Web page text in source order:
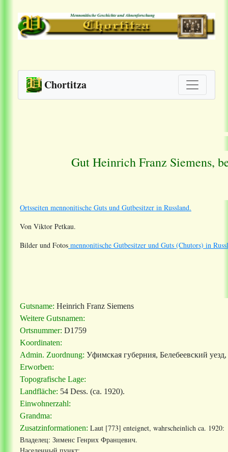
Chortitza
Gut Heinrich Franz Siemens,
Ortsseiten mennonitische Guts und Gutbesitzer in Russland.
Von Viktor Petkau.
Bilder und Fotos mennonitische Gutbesitzer und Guts (Chutors) in
Gutsname: Heinrich Franz Siemens
Weitere Gutsnamen:
Ortsnummer: D1759
Koordinaten:
Admin. Zuordnung: Уфимская губерния, Белебеевский уезд,
Erworben:
Topografische Lage:
Landfläche: 54 Dess. (ca. 1920).
Einwohnerzahl:
Grandma:
Zusatzinformationen: Laut [773] enteignet, wahrscheinlich ca. 1920:
Владелец: Зименс Генрих Францевич.